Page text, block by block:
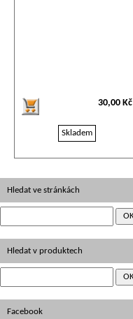
30,00 Kč
Skladem
Hledat ve stránkách
Hledat v produktech
Facebook